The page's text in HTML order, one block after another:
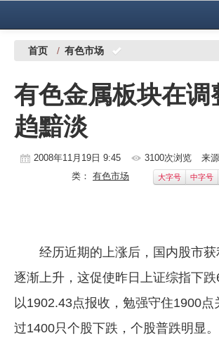
中国有色金属报社主办 广告服务
铜镍铅锌
铝
稀有稀土
地矿 建设
党建工作
企业文化
首页 / 有色市场
有色金属板块在调
趋黯淡
2008年11月19日 9:45 3100次浏览 来
类： 有色市场 大字号 中字号
经历近期的上涨后，国内股市获
逐渐上升，这促使昨日上证综指下
以1902.43点报收，勉强守住1900点
过1400只个股下跌，个股普跌明显